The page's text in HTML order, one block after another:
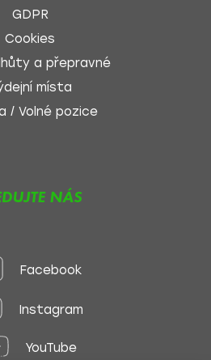
GDPR
Cookies
a přepravné
místa
/ Volné pozice
NÁS
Facebook
Instagram
YouTube